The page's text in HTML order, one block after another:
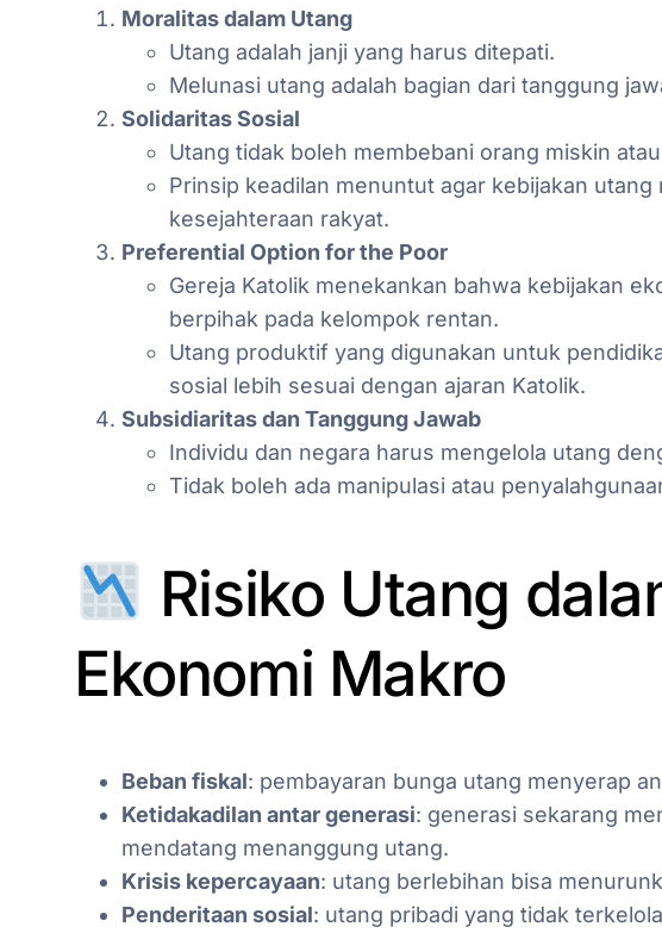
Moralitas dalam Utang
Utang adalah janji yang harus ditepati.
Melunasi utang adalah bagian dari tanggung
Solidaritas Sosial
Utang tidak boleh membebani orang miskin
Prinsip keadilan menuntut agar kebijakan
kesejahteraan rakyat.
Preferential Option for the Poor
Gereja Katolik menekankan bahwa kebijakan
berpihak pada kelompok rentan.
Utang produktif yang digunakan untuk
sosial lebih sesuai dengan ajaran Katolik.
Subsidiaritas dan Tanggung Jawab
Individu dan negara harus mengelola utang
Tidak boleh ada manipulasi atau
Risiko Utang
Ekonomi Makro
Beban fiskal: pembayaran bunga utang menyerap
Ketidakadilan antar generasi: generasi sekarang
mendatang menanggung utang.
Krisis kepercayaan: utang berlebihan bisa
Penderitaan sosial: utang pribadi yang tidak